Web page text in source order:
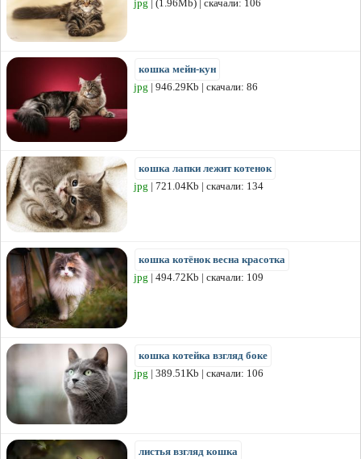
jpg | (1.96Mb) | скачали: 106
кошка мейн-кун
jpg | 946.29Kb | скачали: 86
кошка лапки лежит котенок
jpg | 721.04Kb | скачали: 134
кошка котёнок весна красотка
jpg | 494.72Kb | скачали: 109
кошка котейка взгляд боке
jpg | 389.51Kb | скачали: 106
листья взгляд кошка